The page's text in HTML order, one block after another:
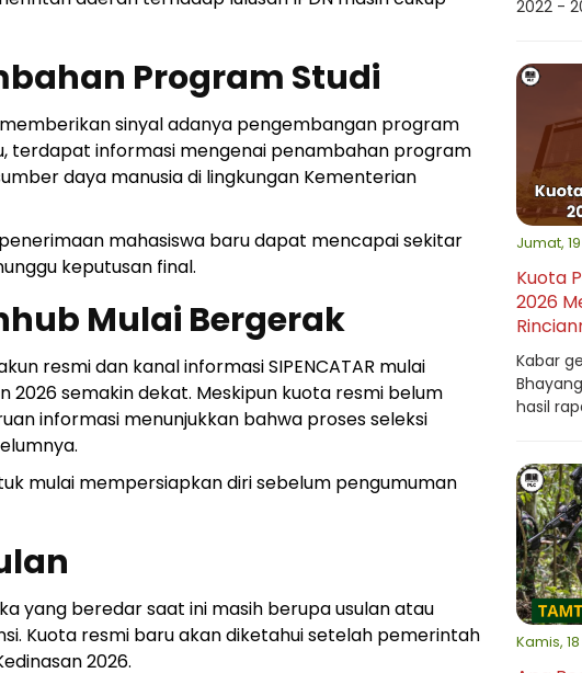
Program Studi
memberikan sinyal adanya pengembangan program
terdapat informasi mengenai penambahan program
daya manusia di lingkungan Kementerian
mahasiswa baru dapat mencapai sekitar
keputusan final.
Mulai Bergerak
resmi dan kanal informasi SIPENCATAR mulai
semakin dekat. Meskipun kuota resmi belum
informasi menunjukkan bahwa proses seleksi
mulai mempersiapkan diri sebelum pengumuman
yang beredar saat ini masih berupa usulan atau
Kuota resmi baru akan diketahui setelah pemerintah
2026.
2022 -
Jumat,
Kuota
2026
Kabar
hasil
Kamis,